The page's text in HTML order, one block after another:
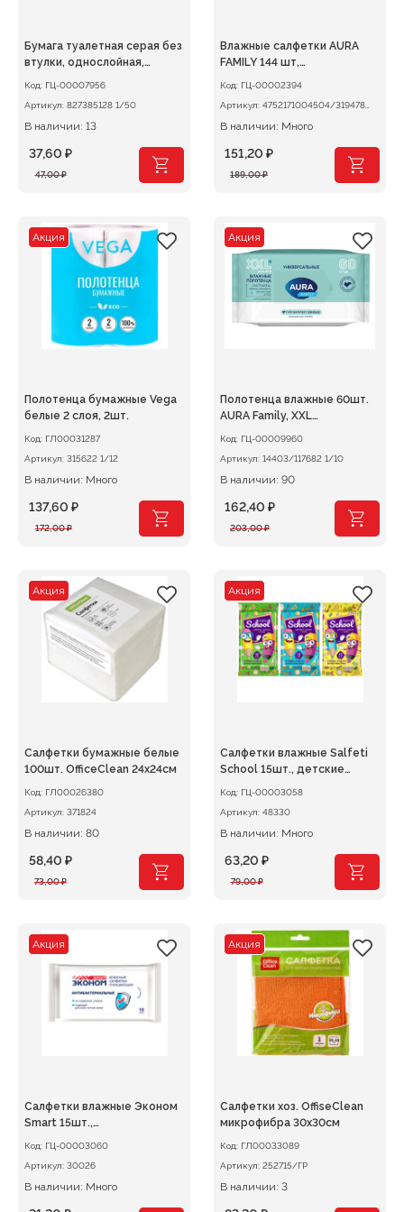
Бумага туалетная серая без
втулки, однослойная,
Код: ГЦ-00007956
Артикул:
827385128 1/50
В наличии: 13
47,00₽
Первоначальная
47,00 ₽.
37,60 ₽
Текущая
Влажные салфетки AURA
FAMILY 144 шт,
антибактериальные
Код: ГЦ-00002394
Артикул: 4752171004504/319478
В наличии: Много
189,00₽
Первоначальная
189,00 ₽.
151,20 ₽
Текущая
Акция
Полотенца бумажные Vega
белые 2 слоя, 2шт.
Код: ГЛ00031287
Артикул:
315622 1/12
В наличии: Много
172,00₽
Первоначальная
172,00 ₽.
137,60 ₽
Текущая
Акция
Полотенца влажные 60шт.
AURA Family, XXL
Код: ГЦ-00009960
Артикул:
14403/117682 1/10
В наличии: 90
203,00₽
Первоначальная
203,00 ₽.
162,40 ₽
Текущая
Акция
Салфетки бумажные белые
100шт. OfficeClean 24х24см
Код: ГЛ00026380
Артикул: 371824
В наличии: 80
73,00₽
Первоначальная
73,00 ₽.
58,40 ₽
Текущая
Акция
Салфетки влажные Salfeti
School 15шт., детские
антибактериальные
Код: ГЦ-00003058
Артикул: 48330
В наличии: Много
79,00₽
Первоначальная
79,00 ₽.
63,20 ₽
Текущая
Акция
Салфетки влажные Эконом
Smart 15шт.,
антибактериальные
Код: ГЦ-00003060
Артикул: 30026
В наличии: Много
Акция
Салфетки хоз. OffiseClean
микрофибра 30х30см
Код: ГЛ00033089
Артикул: 252715/ГР
В наличии: 3